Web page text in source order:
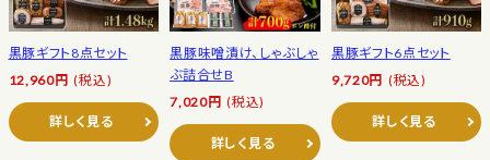
黒豚ギフト8点セット
12,960円 (税込)
詳しく見る
黒豚味噌漬け、しゃぶしゃ
ぶ詰合せB
7,020円 (税込)
詳しく見る
黒豚ギフト6点セット
9,720円 (税込)
詳しく見る